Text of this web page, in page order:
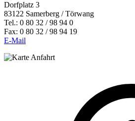
Dorfplatz 3
83122 Samerberg / Törwang
Tel.: 0 80 32 / 98 94 0
Fax: 0 80 32 / 98 94 19
E-Mail